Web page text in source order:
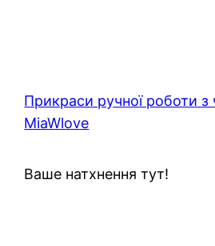
Прикраси ручної роботи з
MiaWlove
Ваше натхнення тут!